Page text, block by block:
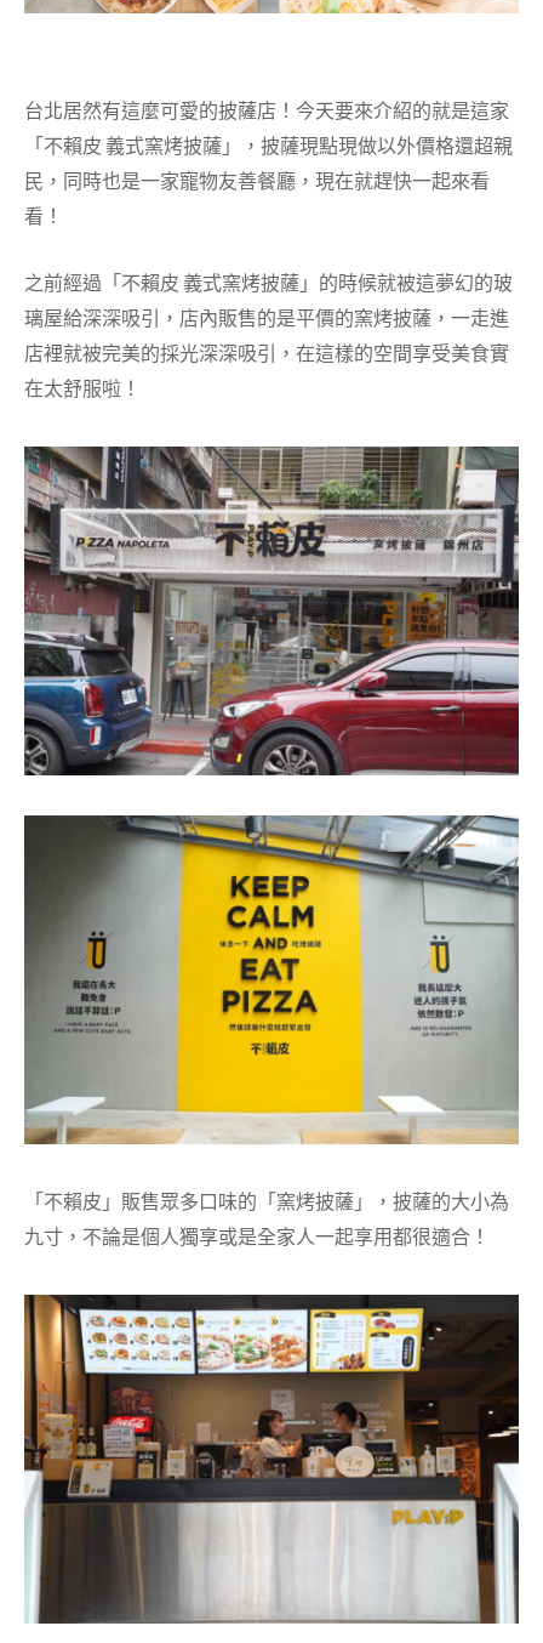
台北居然有這麼可愛的披薩店！今天要來介紹的就是這家
「不賴皮 義式窯烤披薩」，披薩現點現做以外價格還超親
民，同時也是一家寵物友善餐廳，現在就趕快一起來看
看！
之前經過「不賴皮 義式窯烤披薩」的時候就被這夢幻的玻
璃屋給深深吸引，店內販售的是平價的窯烤披薩，一走進
店裡就被完美的採光深深吸引，在這樣的空間享受美食實
在太舒服啦！
「不賴皮」販售眾多口味的「窯烤披薩」，披薩的大小為
九寸，不論是個人獨享或是全家人一起享用都很適合！